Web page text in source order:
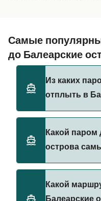
Самые
до Балеарские
Из каких
отплыть в
из:
Ибица
Форментера
Какой паром
острова
Какой